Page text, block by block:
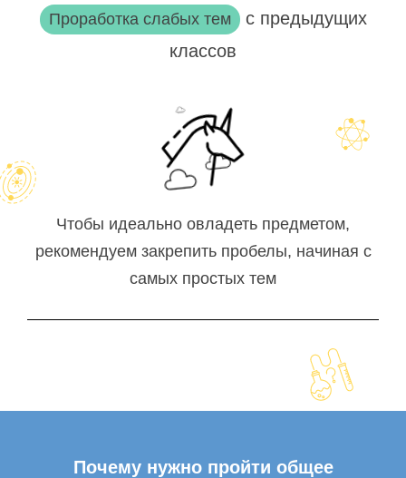
Проработка слабых тем с предыдущих
классов
Чтобы идеально овладеть предметом,
рекомендуем закрепить пробелы, начиная с
самых простых тем
Почему нужно пройти общее